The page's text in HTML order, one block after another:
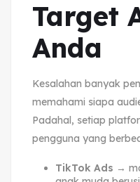
Target
Anda
Kesalahan banyak
memahami siapa
Padahal, setiap
pengguna yang
TikTok Ads →